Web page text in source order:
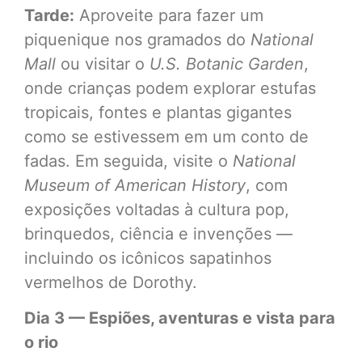
Tarde: Aproveite para fazer um
piquenique nos gramados do National
Mall ou visitar o U.S. Botanic Garden,
onde crianças podem explorar estufas
tropicais, fontes e plantas gigantes
como se estivessem em um conto de
fadas. Em seguida, visite o National
Museum of American History, com
exposições voltadas à cultura pop,
brinquedos, ciência e invenções —
incluindo os icônicos sapatinhos
vermelhos de Dorothy.
Dia 3 — Espiões, aventuras e vista para
o rio